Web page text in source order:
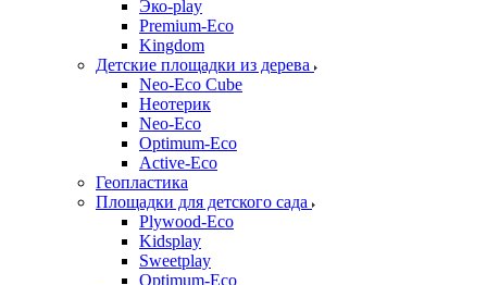
Эко-play
Premium-Eco
Kingdom
Детские площадки из дерева
Neo-Eco Cube
Неотерик
Neo-Eco
Оptimum-Еco
Active-Eco
Геопластика
Площадки для детского сада
Plywood-Eco
Kidsplay
Sweetplay
Оptimum-Еco